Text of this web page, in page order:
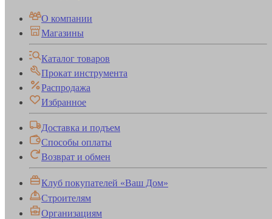
О компании
Магазины
Каталог товаров
Прокат инструмента
Распродажа
Избранное
Доставка и подъем
Способы оплаты
Возврат и обмен
Клуб покупателей «Ваш Дом»
Строителям
Организациям